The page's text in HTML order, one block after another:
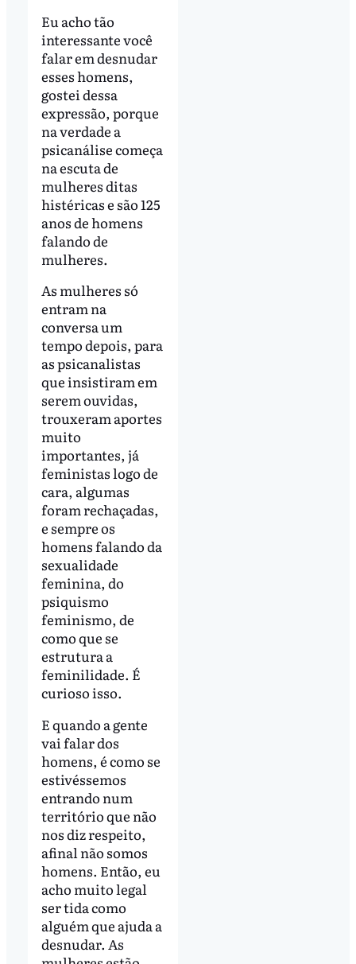
Eu acho tão
interessante você
falar em desnudar
esses homens,
gostei dessa
expressão, porque
na verdade a
psicanálise começa
na escuta de
mulheres ditas
histéricas e são 125
anos de homens
falando de
mulheres.
As mulheres só
entram na
conversa um
tempo depois, para
as psicanalistas
que insistiram em
serem ouvidas,
trouxeram aportes
muito
importantes, já
feministas logo de
cara, algumas
foram rechaçadas,
e sempre os
homens falando da
sexualidade
feminina, do
psiquismo
feminismo, de
como que se
estrutura a
feminilidade. É
curioso isso.
E quando a gente
vai falar dos
homens, é como se
estivéssemos
entrando num
território que não
nos diz respeito,
afinal não somos
homens. Então, eu
acho muito legal
ser tida como
alguém que ajuda a
desnudar. As